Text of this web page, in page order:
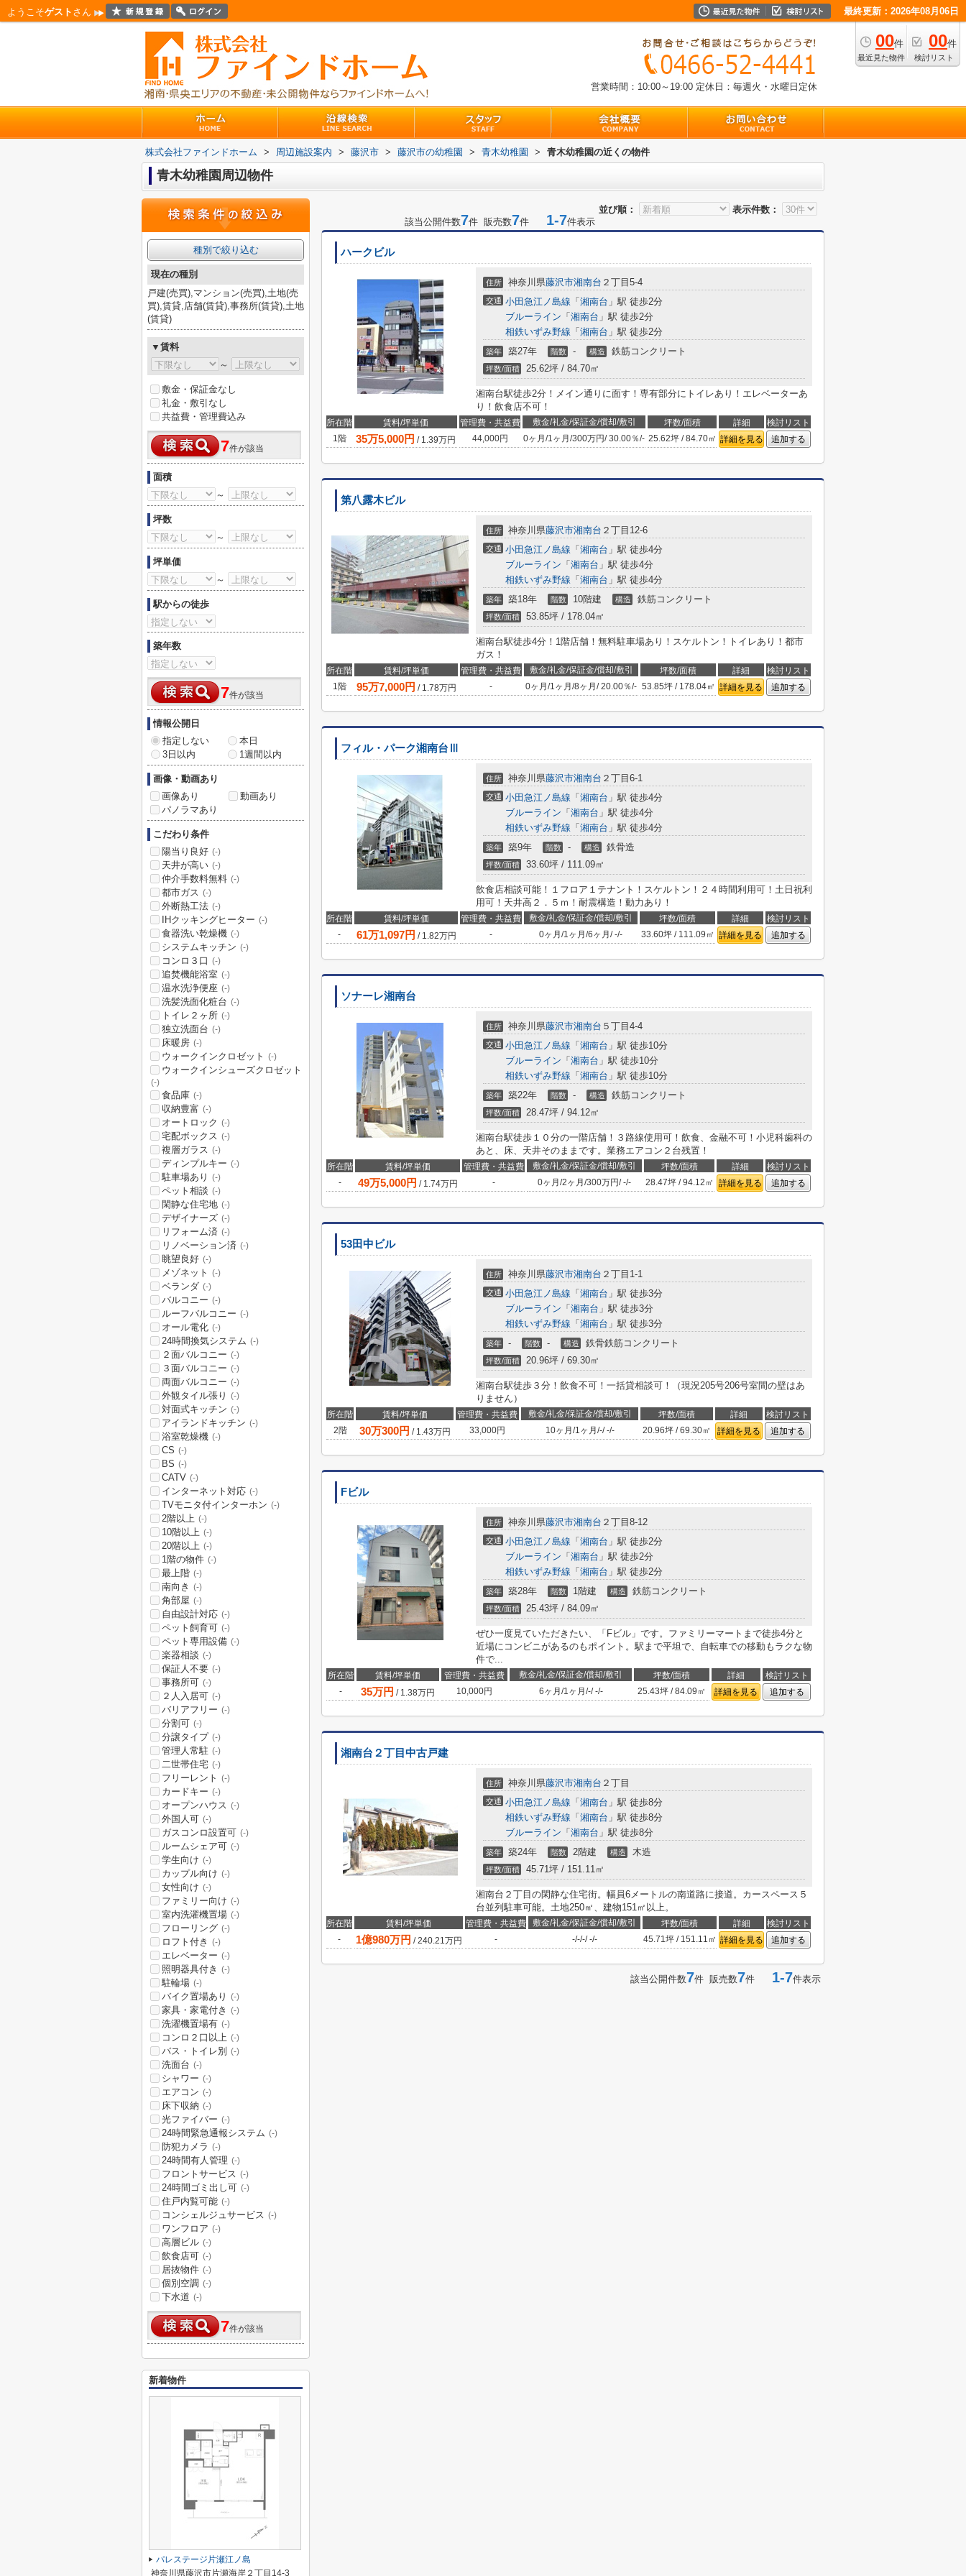
ようこそゲスト さん 最終更新：2026年08月06日
00件
最近見た物件
00件
検討リスト
営業時間：10:00～19:00 定休日：毎週火・水曜日定休
株式会社ファインドホーム > 周辺施設案内 > 藤沢市 > 藤沢市の幼稚園 > 青木幼稚園 > 青木幼稚園の近くの物件
青木幼稚園周辺物件
並び順：
表示件数：
該当公開件数7件 販売数7件 1-7件表示
ハークビル
住所 神奈川県藤沢市湘南台 ２丁目5-4
交通 小田急江ノ島線 「 湘南台 」駅 徒歩2分
ブルーライン 「 湘南台 」駅 徒歩2分
相鉄いずみ野線 「 湘南台 」駅 徒歩2分
築年 築27年 階数 - 構造 鉄筋コンクリート
坪数/面積 25.62坪 / 84.70㎡
湘南台駅徒歩2分！メイン通りに面す！専有部分にトイレあり！エレベーターあ
り！飲食店不可！
所在階 賃料/坪単価 管理費・共益費 敷金/礼金/保証金/償却/敷引 坪数/面積 詳細
検討リスト
1階
35万5,000円 / 1.39万円 44,000円 0ヶ月 /1ヶ月 /300万円/30.00％/- 25.62坪 / 84.70㎡ 詳細を見る 追加する
第八露木ビル
住所 神奈川県藤沢市湘南台 ２丁目12-6
交通 小田急江ノ島線 「 湘南台 」駅 徒歩4分
ブルーライン 「 湘南台 」駅 徒歩4分
相鉄いずみ野線 「 湘南台 」駅 徒歩4分
築年 築18年 階数 10階建 構造 鉄筋コンクリート
坪数/面積 53.85坪 / 178.04㎡
湘南台駅徒歩4分！1階店舗！無料駐車場あり！スケルトン！トイレあり！都市
ガス！
所在階 賃料/坪単価 管理費・共益費 敷金/礼金/保証金/償却/敷引 坪数/面積 詳細
検討リスト
1階
95万7,000円 / 1.78万円 - 0ヶ月 /1ヶ月 /8ヶ月 /20.00％/- 53.85坪 / 178.04㎡ 詳細を見る 追加する
フィル・パーク湘南台Ⅲ
住所 神奈川県藤沢市湘南台 ２丁目6-1
交通 小田急江ノ島線 「 湘南台 」駅 徒歩4分
ブルーライン 「 湘南台 」駅 徒歩4分
相鉄いずみ野線 「 湘南台 」駅 徒歩4分
築年 築9年 階数 - 構造 鉄骨造
坪数/面積 33.60坪 / 111.09㎡
飲食店相談可能！１フロア１テナント！スケルトン！２４時間利用可！土日祝利
用可！天井高２．５ｍ！耐震構造！動力あり！
所在階 賃料/坪単価 管理費・共益費 敷金/礼金/保証金/償却/敷引 坪数/面積 詳細
検討リスト
-
61万1,097円 / 1.82万円 - 0ヶ月 /1ヶ月 /6ヶ月 /-/- 33.60坪 / 111.09㎡ 詳細を見る 追加する
ソナーレ湘南台
住所 神奈川県藤沢市湘南台 ５丁目4-4
交通 小田急江ノ島線 「 湘南台 」駅 徒歩10分
ブルーライン 「 湘南台 」駅 徒歩10分
相鉄いずみ野線 「 湘南台 」駅 徒歩10分
築年 築22年 階数 - 構造 鉄筋コンクリート
坪数/面積 28.47坪 / 94.12㎡
湘南台駅徒歩１０分の一階店舗！３路線使用可！飲食、金融不可！小児科歯科の
あと、床、天井そのままです。業務エアコン２台残置！
所在階 賃料/坪単価 管理費・共益費 敷金/礼金/保証金/償却/敷引 坪数/面積 詳細
検討リスト
-
49万5,000円 / 1.74万円 - 0ヶ月 /2ヶ月 /300万円/-/- 28.47坪 / 94.12㎡ 詳細を見る 追加する
53田中ビル
住所 神奈川県藤沢市湘南台 ２丁目1-1
交通 小田急江ノ島線 「 湘南台 」駅 徒歩3分
ブルーライン 「 湘南台 」駅 徒歩3分
相鉄いずみ野線 「 湘南台 」駅 徒歩3分
築年 - 階数 - 構造 鉄骨鉄筋コンクリート
坪数/面積 20.96坪 / 69.30㎡
湘南台駅徒歩３分！飲食不可！一括貸相談可！（現況205号206号室間の壁はあ
りません）
所在階 賃料/坪単価 管理費・共益費 敷金/礼金/保証金/償却/敷引 坪数/面積 詳細
検討リスト
2階
30万300円 / 1.43万円 33,000円 10ヶ月 /1ヶ月 /-/-/- 20.96坪 / 69.30㎡ 詳細を見る 追加する
Fビル
住所 神奈川県藤沢市湘南台 ２丁目8-12
交通 小田急江ノ島線 「 湘南台 」駅 徒歩2分
ブルーライン 「 湘南台 」駅 徒歩2分
相鉄いずみ野線 「 湘南台 」駅 徒歩2分
築年 築28年 階数 1階建 構造 鉄筋コンクリート
坪数/面積 25.43坪 / 84.09㎡
ぜひ一度見ていただきたい、「Fビル」です。ファミリーマートまで徒歩4分と
近場にコンビニがあるのもポイント。駅まで平坦で、自転車での移動もラクな物
件で...
所在階 賃料/坪単価 管理費・共益費 敷金/礼金/保証金/償却/敷引 坪数/面積 詳細
検討リスト
-
35万円 / 1.38万円 10,000円 6ヶ月 /1ヶ月 /-/-/- 25.43坪 / 84.09㎡ 詳細を見る 追加する
湘南台２丁目中古戸建
住所 神奈川県藤沢市湘南台 ２丁目
交通 小田急江ノ島線 「 湘南台 」駅 徒歩8分
相鉄いずみ野線 「 湘南台 」駅 徒歩8分
ブルーライン 「 湘南台 」駅 徒歩8分
築年 築24年 階数 2階建 構造 木造
坪数/面積 45.71坪 / 151.11㎡
湘南台２丁目の閑静な住宅街。幅員6メートルの南道路に接道。カースペース５
台並列駐車可能。土地250㎡、建物151㎡以上。
所在階 賃料/坪単価 管理費・共益費 敷金/礼金/保証金/償却/敷引 坪数/面積 詳細
検討リスト
-
1億980万円 /240.21万円 - -/-/-/-/- 45.71坪 / 151.11㎡ 詳細を見る 追加する
該当公開件数7件 販売数7件 1-7件表示
種別で絞り込む
現在の種別
戸建(売買),マンション(売買),土地(売
買),賃貸,店舗(賃貸),事務所(賃貸),土地
(賃貸)
▼賃料
～
敷金・保証金なし
礼金・敷引なし
共益費・管理費込み
7件が該当
面積
～
坪数
～
坪単価
～
駅からの徒歩
築年数
7件が該当
情報公開日
指定しない
本日
3日以内
1週間以内
画像・動画あり
画像あり
動画あり
パノラマあり
こだわり条件
陽当り良好 (-)
天井が高い (-)
仲介手数料無料 (-)
都市ガス (-)
外断熱工法 (-)
IHクッキングヒーター (-)
食器洗い乾燥機 (-)
システムキッチン (-)
コンロ３口 (-)
追焚機能浴室 (-)
温水洗浄便座 (-)
洗髪洗面化粧台 (-)
トイレ２ヶ所 (-)
独立洗面台 (-)
床暖房 (-)
ウォークインクロゼット (-)
ウォークインシューズクロゼット
(-)
食品庫 (-)
収納豊富 (-)
オートロック (-)
宅配ボックス (-)
複層ガラス (-)
ディンプルキー (-)
駐車場あり (-)
ペット相談 (-)
閑静な住宅地 (-)
デザイナーズ (-)
リフォーム済 (-)
リノベーション済 (-)
眺望良好 (-)
メゾネット (-)
ベランダ (-)
バルコニー (-)
ルーフバルコニー (-)
オール電化 (-)
24時間換気システム (-)
２面バルコニー (-)
３面バルコニー (-)
両面バルコニー (-)
外観タイル張り (-)
対面式キッチン (-)
アイランドキッチン (-)
浴室乾燥機 (-)
CS (-)
BS (-)
CATV (-)
インターネット対応 (-)
TVモニタ付インターホン (-)
2階以上 (-)
10階以上 (-)
20階以上 (-)
1階の物件 (-)
最上階 (-)
南向き (-)
角部屋 (-)
自由設計対応 (-)
ペット飼育可 (-)
ペット専用設備 (-)
楽器相談 (-)
保証人不要 (-)
事務所可 (-)
２人入居可 (-)
バリアフリー (-)
分割可 (-)
分譲タイプ (-)
管理人常駐 (-)
二世帯住宅 (-)
フリーレント (-)
カードキー (-)
オープンハウス (-)
外国人可 (-)
ガスコンロ設置可 (-)
ルームシェア可 (-)
学生向け (-)
カップル向け (-)
女性向け (-)
ファミリー向け (-)
室内洗濯機置場 (-)
フローリング (-)
ロフト付き (-)
エレベーター (-)
照明器具付き (-)
駐輪場 (-)
バイク置場あり (-)
家具・家電付き (-)
洗濯機置場有 (-)
コンロ２口以上 (-)
バス・トイレ別 (-)
洗面台 (-)
シャワー (-)
エアコン (-)
床下収納 (-)
光ファイバー (-)
24時間緊急通報システム (-)
防犯カメラ (-)
24時間有人管理 (-)
フロントサービス (-)
24時間ゴミ出し可 (-)
住戸内覧可能 (-)
コンシェルジュサービス (-)
ワンフロア (-)
高層ビル (-)
飲食店可 (-)
居抜物件 (-)
個別空調 (-)
下水道 (-)
7件が該当
新着物件
パレステージ片瀬江ノ島
神奈川県藤沢市片瀬海岸２丁目14-3